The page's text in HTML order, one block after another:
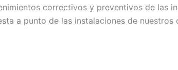
correctivos y preventivos de las
a punto de las instalaciones de nuestros